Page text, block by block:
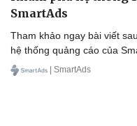
SmartAds
Tham khảo ngay bài viết
hệ thống quảng cáo của
| SmartAds